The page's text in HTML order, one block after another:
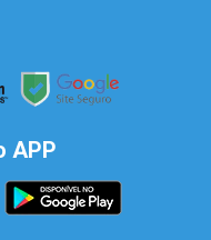
APP